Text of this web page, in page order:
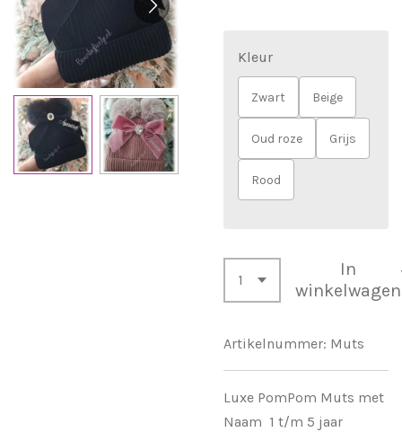
Kleur
Zwart Beige
Oud roze Grijs
Rood
In
winkelwagen
Artikelnummer: Muts
Luxe PomPom Muts met
Naam 1 t/m 5 jaar